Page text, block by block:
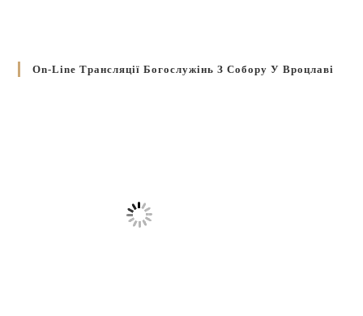
On-Line Трансляції Богослужінь З Собору У Вроцлаві